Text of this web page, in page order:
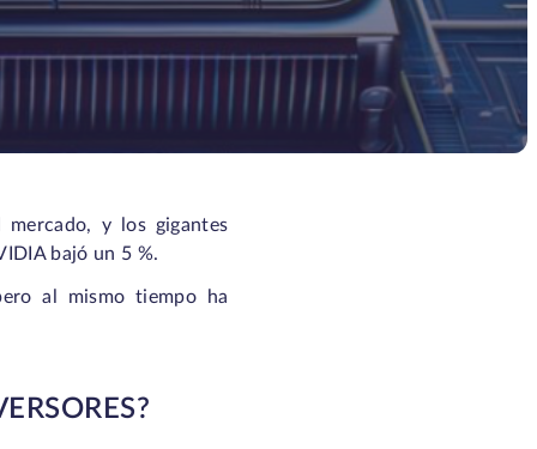
mercado, y los gigantes
bajó un 5 %.
al mismo tiempo ha